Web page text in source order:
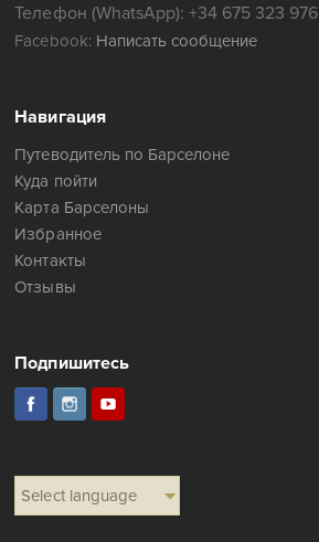
Телефон (WhatsApp): +34 675 323 976
Facebook: Написать сообщение
Навигация
Путеводитель по Барселоне
Куда пойти
Карта Барселоны
Избранное
Контакты
Отзывы
Подпишитесь
Select language